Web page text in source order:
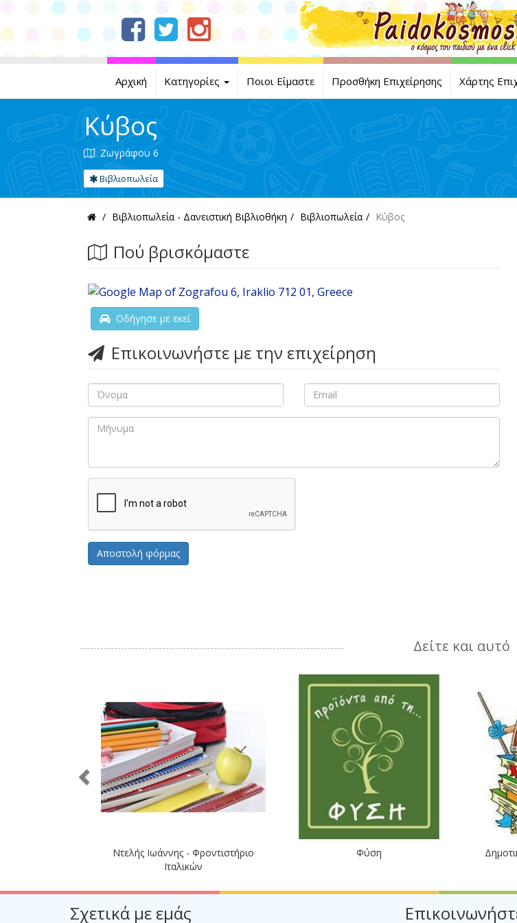
Αρχική Κατηγορίες Ποιοι Είμαστε Προσθήκη Επιχείρησης Χάρτης
Κύβος
Ζωγράφου 6
Βιβλιοπωλεία
Βιβλιοπωλεία - Δανειστική Βιβλιοθήκη Βιβλιοπωλεία Κύβος
Πού βρισκόμαστε
Οδήγησε με εκεί
Επικοινωνήστε με την επιχείρηση
Δείτε και αυτό
Ντελής Ιωάννης - Φροντιστήριο
Ιταλικών
Φύση
Σχετικά με εμάς